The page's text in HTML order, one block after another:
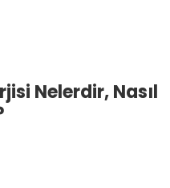
Nelerdir, Nasıl